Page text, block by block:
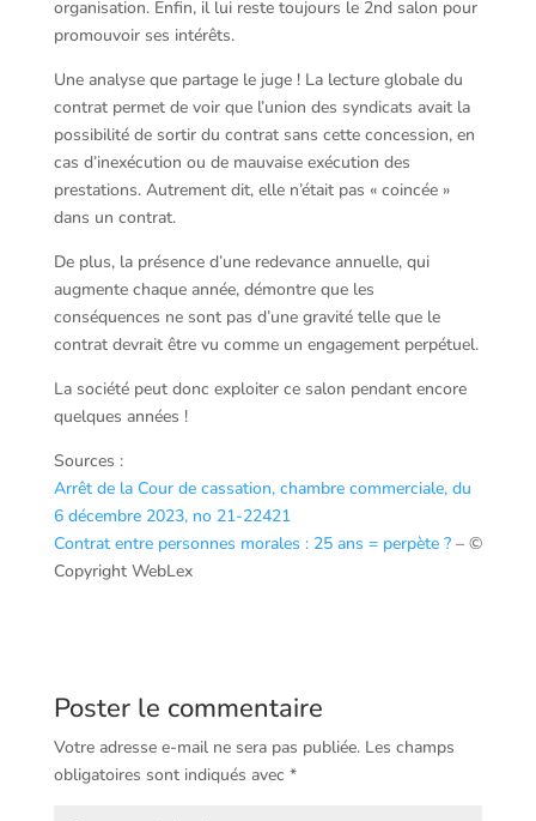
organisation. Enfin, il lui reste toujours le 2nd salon pour
promouvoir ses intérêts.
Une analyse que partage le juge ! La lecture globale du
contrat permet de voir que l’union des syndicats avait la
possibilité de sortir du contrat sans cette concession, en
cas d’inexécution ou de mauvaise exécution des
prestations. Autrement dit, elle n’était pas « coincée »
dans un contrat.
De plus, la présence d’une redevance annuelle, qui
augmente chaque année, démontre que les
conséquences ne sont pas d’une gravité telle que le
contrat devrait être vu comme un engagement perpétuel.
La société peut donc exploiter ce salon pendant encore
quelques années !
Sources :
Arrêt de la Cour de cassation, chambre commerciale, du
6 décembre 2023, no 21-22421
Contrat entre personnes morales : 25 ans = perpète ?– ©
Copyright WebLex
Poster le commentaire
Votre adresse e-mail ne sera pas publiée. Les champs
obligatoires sont indiqués avec *